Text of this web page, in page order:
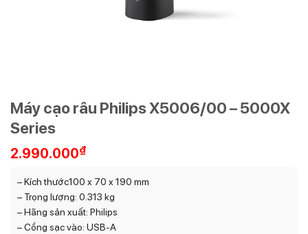
Máy cạo râu Philips X5006/00 – 5000X
Series
2.990.000₫
– Kích thước100 x 70 x 190 mm
– Trọng lượng: 0.313 kg
– Hãng sản xuất: Philips
– Cổng sạc vào: USB-A